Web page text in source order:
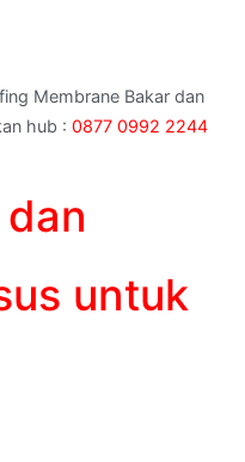
Membrane Bakar dan
hub : 0877 0992 2244
untuk